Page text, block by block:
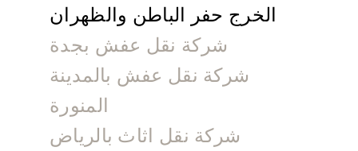
الخرج حفر الباطن والظهران
شركة نقل عفش بجدة
شركة نقل عفش بالمدينة
المنورة
شركة نقل اثاث بالرياض